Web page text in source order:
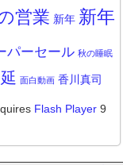
営業 新年 新年
パーセール 秋の睡眠
面白動画 香川真司
Flash Player 9